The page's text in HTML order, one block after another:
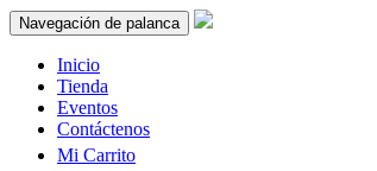
Navegación de palanca
Inicio
Tienda
Eventos
Contáctenos
Mi Carrito